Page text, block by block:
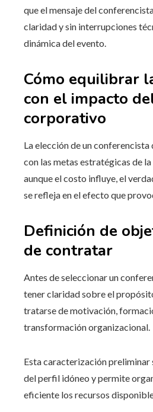
que el mensaje del
claridad y sin interrupciones
dinámica del evento.
Cómo equilibrar
con el impacto
corporativo
La elección de un
con las metas estratégicas de
aunque el costo influye, el
se refleja en el efecto que
Definición de
de contratar
Antes de seleccionar un
tener claridad sobre el
tratarse de motivación,
transformación organizacional.
Esta caracterización
del perfil idóneo y permite
eficiente los recursos